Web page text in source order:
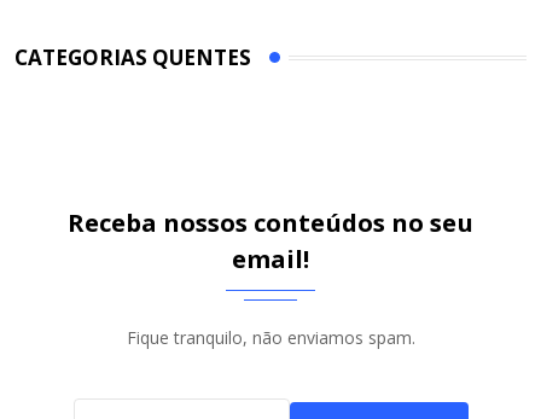
CATEGORIAS QUENTES
Receba nossos conteúdos no seu
email!
Fique tranquilo, não enviamos spam.